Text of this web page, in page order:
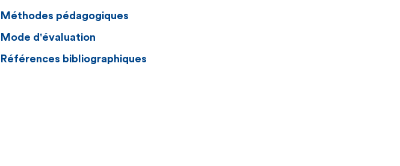
Méthodes pédagogiques
Mode d'évaluation
Références bibliographiques